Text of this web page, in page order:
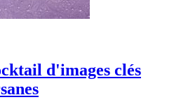
d'images clés